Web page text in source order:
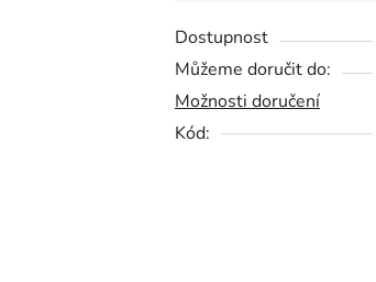
Dostupnost
Můžeme doručit do:
Možnosti doručení
Kód: